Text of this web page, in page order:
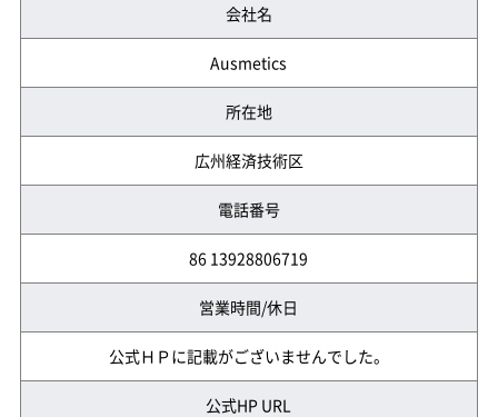
会社名
Ausmetics
所在地
広州経済技術区
電話番号
86 13928806719
営業時間/休日
公式ＨＰに記載がございませんでした。
公式HP URL